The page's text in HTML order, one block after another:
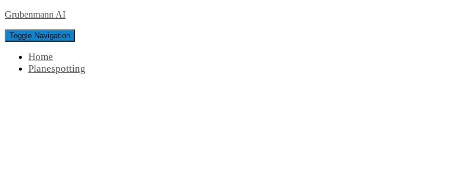
Grubenmann AI
Toggle Navigation
Home
Planespotting